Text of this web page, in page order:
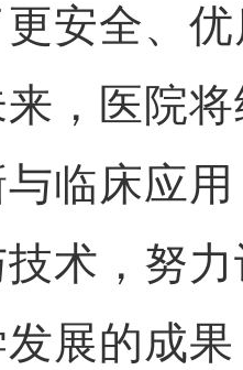
安全、
医院将
临床应
术，努
展的成